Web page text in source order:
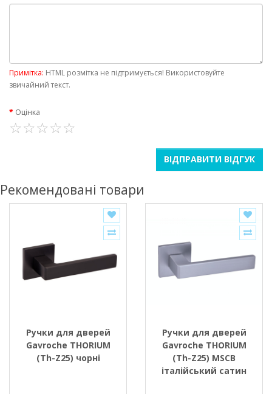
Примітка: HTML розмітка не підтримується! Використовуйте
звичайний текст.
Оцінка
ВІДПРАВИТИ ВІДГУК
Рекомендовані товари
Ручки для дверей
Gavroche THORIUM
(Th-Z25) чорні
Ручки для дверей
Gavroche THORIUM
(Th-Z25) MSCB
італійський сатин